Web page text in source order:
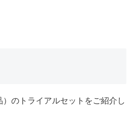
のトライアルセットをご紹介し